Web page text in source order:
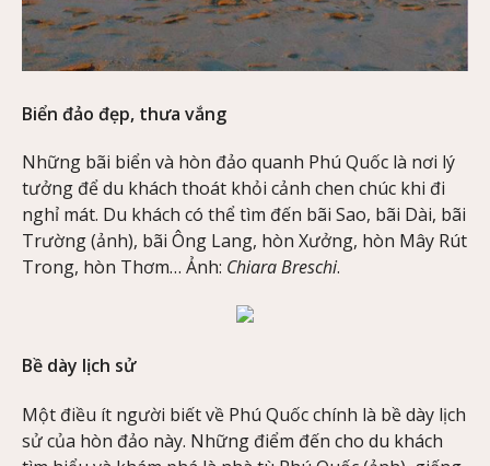
Biển đảo đẹp, thưa vắng
Những bãi biển và hòn đảo quanh Phú Quốc là nơi lý
tưởng để du khách thoát khỏi cảnh chen chúc khi đi
nghỉ mát. Du khách có thể tìm đến bãi Sao, bãi Dài, bãi
Trường (ảnh), bãi Ông Lang, hòn Xưởng, hòn Mây Rút
Trong, hòn Thơm… Ảnh: Chiara Breschi.
Bề dày lịch sử
Một điều ít người biết về Phú Quốc chính là bề dày lịch
sử của hòn đảo này. Những điểm đến cho du khách